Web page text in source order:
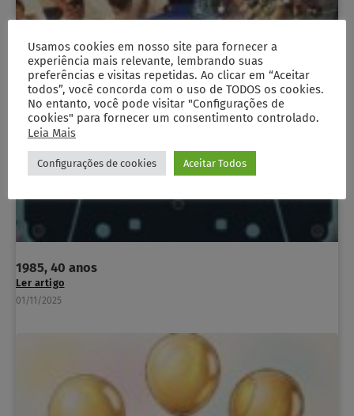
1985, 40 anos
Ler artigo
01/11/2025
Usamos cookies em nosso site para fornecer a
experiência mais relevante, lembrando suas
preferências e visitas repetidas. Ao clicar em “Aceitar
todos”, você concorda com o uso de TODOS os cookies.
No entanto, você pode visitar "Configurações de
cookies" para fornecer um consentimento controlado.
Leia Mais
Configurações de cookies Aceitar Todos